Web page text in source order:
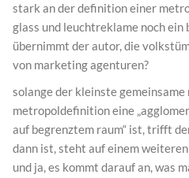
stark an der definition einer
glass und leuchtreklame noch ein
übernimmt der autor, die
von marketing agenturen?
solange der kleinste gemeinsame
metropoldefinition eine
auf begrenztem raum“ ist, trifft
dann ist, steht auf einem
und ja, es kommt darauf an, was